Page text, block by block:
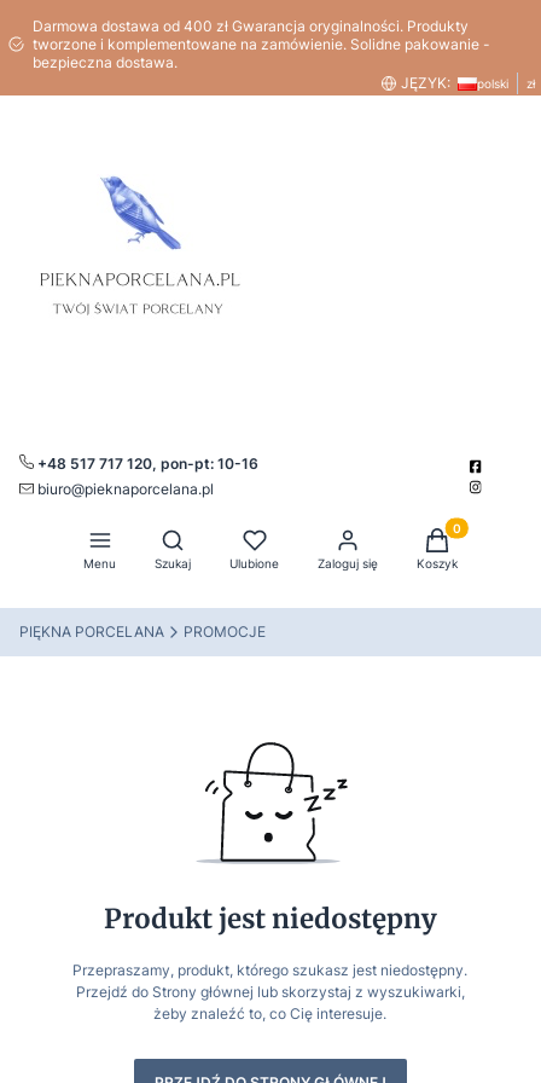
Darmowa dostawa od 400 zł Gwarancja oryginalności. Produkty
tworzone i komplementowane na zamówienie. Solidne pakowanie -
bezpieczna dostawa.
JĘZYK:
polski zł
+48 517 717 120, pon-pt: 10-16
biuro@pieknaporcelana.pl
Menu
Otwórz wyszukiwarkę
Szukaj Ulubione Zaloguj się
Produkty w
Koszyk
PIĘKNA PORCELANA PROMOCJE
Produkt jest niedostępny
Przepraszamy, produkt, którego szukasz jest niedostępny.
Przejdź do Strony głównej lub skorzystaj z wyszukiwarki,
żeby znaleźć to, co Cię interesuje.